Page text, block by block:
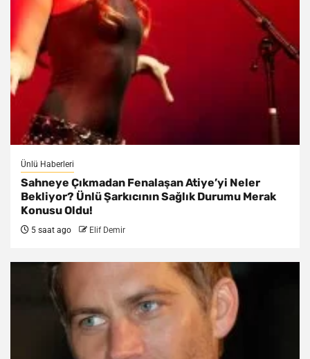
Ünlü Haberleri
Sahneye Çıkmadan Fenalaşan Atiye’yi Neler
Bekliyor? Ünlü Şarkıcının Sağlık Durumu Merak
Konusu Oldu!
5 saat ago Elif Demir